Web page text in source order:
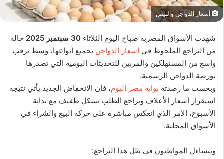
أسعار الدواجن والبيض
شهدت الأسواق المصرية صباح اليوم الثلاثاء 30 سبتمبر 2025
حالة
من التراجع الملحوظ في أسعار الدواجن بجميع أنواعها، وسط ترقب
واسع من المستهلكين والمربين للتحديثات اليومية التي تصدرها
بورصة الدواجن الرسمية.
وبحسب ما رصدته بوابة مصر اليوم، فإن الانخفاض الجديد يأتي نتيجة
استقرار أسعار الأعلاف وتراجع الطلب بشكل طفيف مع بداية
الأسبوع، الأمر الذي انعكس مباشرة على حركة البيع والشراء في
الأسواق المحلية.
ويتساءل المواطنون في ظل هذا التراجع: